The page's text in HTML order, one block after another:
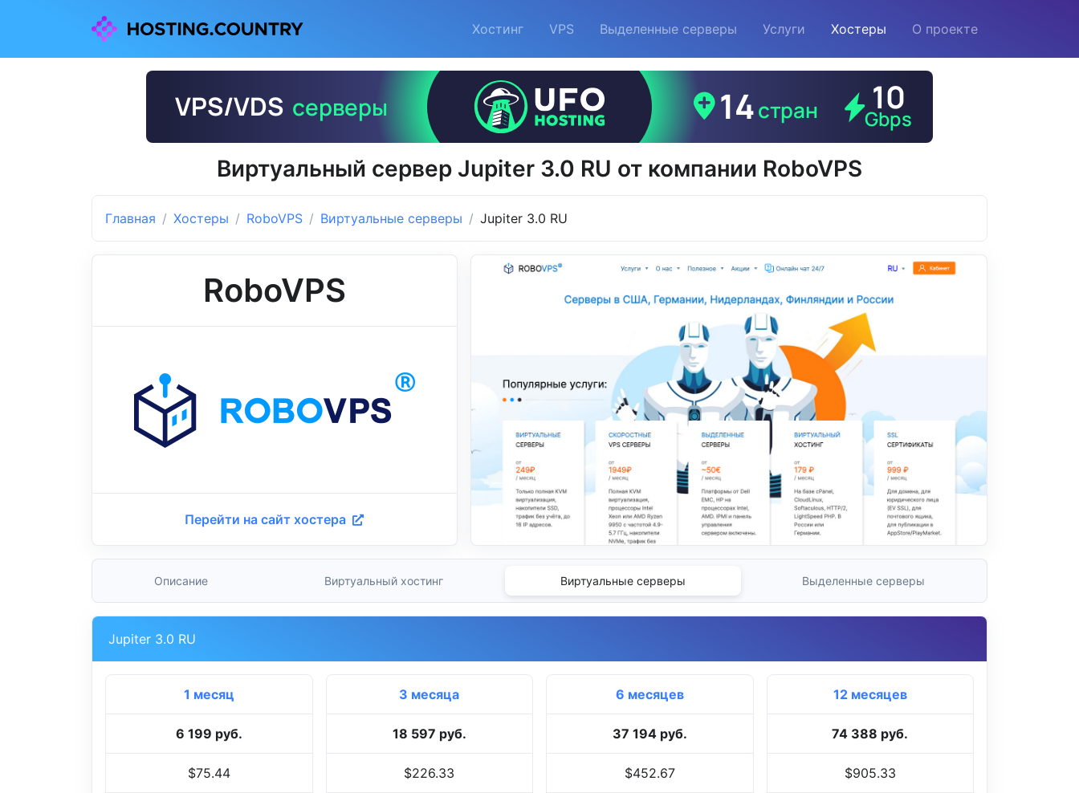
Хостинг VPS Выделенные серверы Услуги Хостеры О проекте
Виртуальный сервер Jupiter 3.0 RU от компании RoboVPS
Главная Хостеры RoboVPS Виртуальные серверы Jupiter 3.0 RU
RoboVPS
Перейти на сайт хостера
Описание Виртуальный хостинг Виртуальные серверы Выделенные серверы
Jupiter 3.0 RU
1 месяц
6 199 руб.
$75.44
3 месяца
18 597 руб.
$226.33
6 месяцев
37 194 руб.
$452.67
12 месяцев
74 388 руб.
$905.33